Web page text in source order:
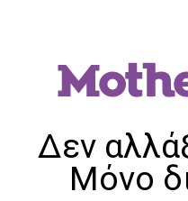
Δεν
Μόνο